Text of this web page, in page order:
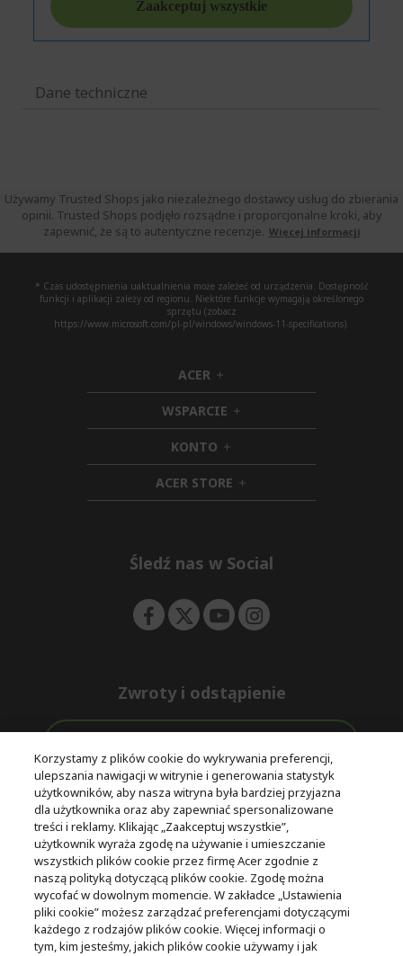
Dane techniczne
Używamy Trusted Shops jako niezależnego dostawcy usług do zbierania
opinii. Trusted Shops podjęło rozsądne i proporcjonalne kroki, aby
zapewnić, że są to autentyczne recenzje. Więcej informacji
* Czas udostępnienia uaktualnienia może zależeć od urządzenia. Dostępność
funkcji i aplikacji zależy od regionu. Niektóre funkcje wymagają określonego
sprzętu (zobacz
https://www.microsoft.com/pl-pl/windows/windows-11-specifications).
ACER h
i
d
d
e
n
WSPARCIE h
i
d
e
n
KONTO h
i
d
d
ACER STORE h
i
e
Śledź nas w Social
Zwroty i odstąpienie
Darmowa
ekspresowa
dostawa
Wsparcie
przed i po
zakupie
Bezpieczne
płatności
© 2025 Acer Inc.
Firma CPYou BV jest autoryzowanym sprzedawcą produktów i
usług oferowanych w tym sklepie.
Korzystamy z plików cookie do wykrywania preferencji,
ulepszania nawigacji w witrynie i generowania statystyk
użytkowników, aby nasza witryna była bardziej przyjazna
dla użytkownika oraz aby zapewniać spersonalizowane
treści i reklamy. Klikając „Zaakceptuj wszystkie”,
użytkownik wyraża zgodę na używanie i umieszczanie
wszystkich plików cookie przez firmę Acer zgodnie z
naszą polityką dotyczącą plików cookie. Zgodę można
wycofać w dowolnym momencie. W zakładce „Ustawienia
pliki cookie” możesz zarządzać preferencjami dotyczącymi
każdego z rodzajów plików cookie. Więcej informacji o
tym, kim jesteśmy, jakich plików cookie używamy i jak